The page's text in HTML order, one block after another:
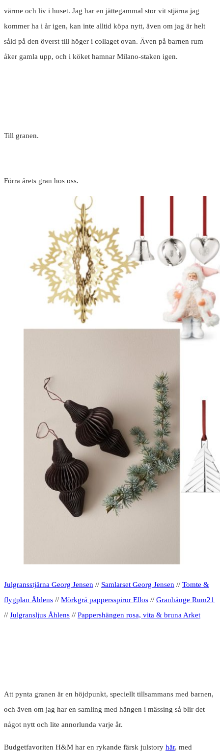
värme och liv i huset. Jag har en jättegammal stor vit stjärna jag
kommer ha i år igen, kan inte alltid köpa nytt, även om jag är helt
såld på den överst till höger i collaget ovan. Även på barnen rum
åker gamla upp, och i köket hamnar Milano-staken igen.
Till granen.
Förra årets gran hos oss.
Julgransstjärna Georg Jensen // Samlarset Georg Jensen // Tomte &
flygplan Åhlens // Mörkgrå pappersspiror Ellos // Granhänge Rum21
// Julgransljus Åhlens // Pappershängen rosa, vita & bruna Arket
Att pynta granen är en höjdpunkt, speciellt tillsammans med barnen,
och även om jag har en samling med hängen i mässing så blir det
något nytt och lite annorlunda varje år.
Budgetfavoriten H&M har en rykande färsk julstory här, med